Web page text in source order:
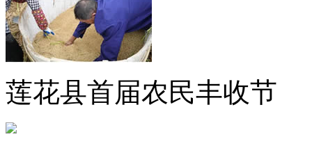
莲花县首届农民丰收节